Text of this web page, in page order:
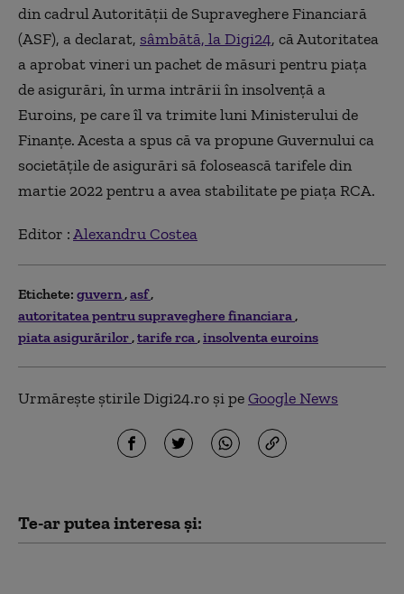
din cadrul Autorității de Supraveghere Financiară
(ASF), a declarat, sâmbătă, la Digi24, că Autoritatea
a aprobat vineri un pachet de măsuri pentru piața
de asigurări, în urma intrării în insolvență a
Euroins, pe care îl va trimite luni Ministerului de
Finanțe. Acesta a spus că va propune Guvernului ca
societățile de asigurări să folosească tarifele din
martie 2022 pentru a avea stabilitate pe piața RCA.
Editor :Alexandru Costea
Etichete: guvern asf
autoritatea pentru supraveghere financiara
piata asigurărilor tarife rca insolventa euroins
Urmărește știrile Digi24.ro și peGoogle News
Te-ar putea interesa și: